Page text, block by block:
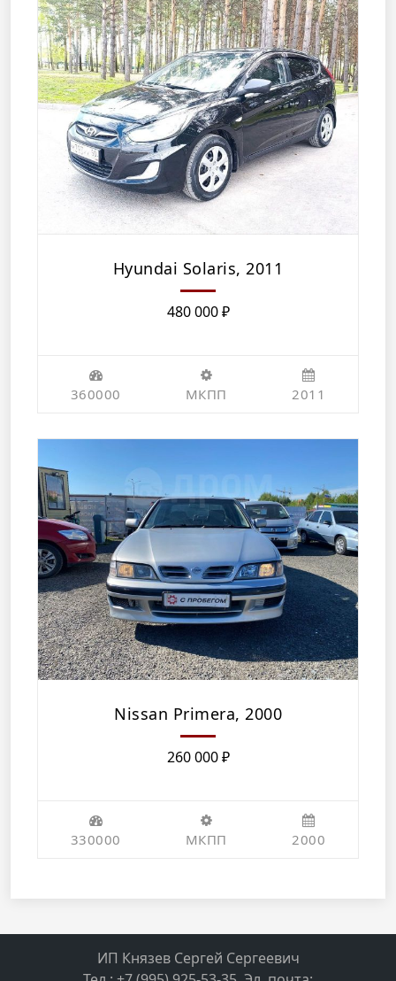
Hyundai Solaris, 2011
480 000₽
360000 МКПП 2011
Nissan Primera, 2000
260 000₽
330000 МКПП 2000
ИП Князев Сергей Сергеевич